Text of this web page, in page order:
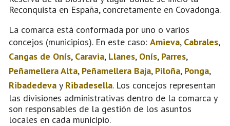
Reconquista en España, concretamente en Covadonga.
La comarca está conformada por uno o varios
concejos (municipios). En este caso: Amieva, Cabrales,
Cangas de Onís, Caravia, Llanes, Onís, Parres,
Peñamellera Alta, Peñamellera Baja, Piloña, Ponga,
Ribadedeva y Ribadesella. Los concejos representan
las divisiones administrativas dentro de la comarca y
son responsables de la gestión de los asuntos
locales en cada municipio.